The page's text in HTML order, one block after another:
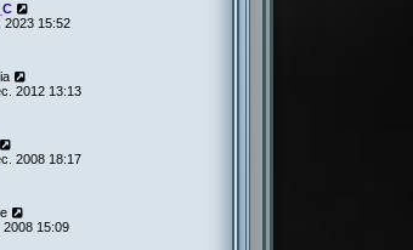
2023 15:52
2012 13:13
2008 18:17
15:09